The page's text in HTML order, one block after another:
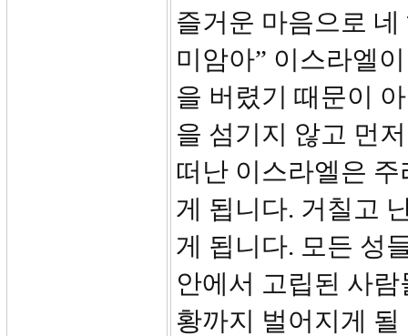
즐거운 마음으로
미암아” 이스라엘
을 버렸기 때문이
을 섬기지 않고 먼
떠난 이스라엘은
게 됩니다. 거칠고
게 됩니다. 모든 성
안에서 고립된 사
황까지 벌어지게